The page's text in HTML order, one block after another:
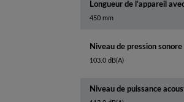
Longueur de l’appareil
450 mm
Niveau de pression sonore
103.0 dB(A)
Niveau de puissance